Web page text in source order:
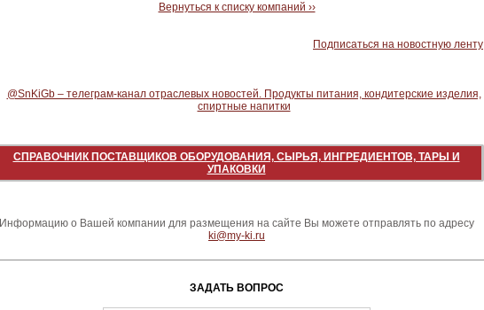
Вернуться к списку компаний ››
Подписаться на новостную ленту
СПРАВОЧНИК ПОСТАВЩИКОВ ОБОРУДОВАНИЯ, СЫРЬЯ, ИНГРЕДИЕНТОВ, ТАРЫ И
УПАКОВКИ
Информацию о Вашей компании для размещения на сайте Вы можете отправлять по адресу
ki@my-ki.ru
ЗАДАТЬ ВОПРОС